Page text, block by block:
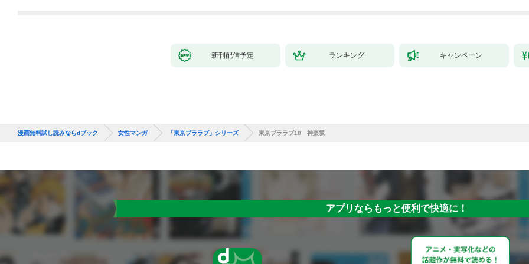
新刊配信予定 ランキング キャンペーン
漫画無料試し読みならdブック 女性マンガ 「東京ブララブ」シリーズ 東京ブララブ10 神楽坂
アプリならもっと便利で快適に！